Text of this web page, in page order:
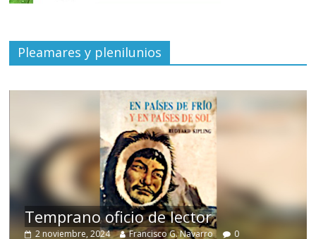
Pleamares y plenilunios
Temprano oficio de lector
2 noviembre, 2024 Francisco G. Navarro 0